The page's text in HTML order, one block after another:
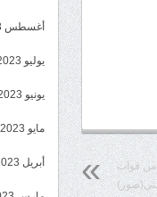
من قوات
أغسطس 2023
يوليو 2023
يونيو 2023
مايو 2023
أبريل 2023